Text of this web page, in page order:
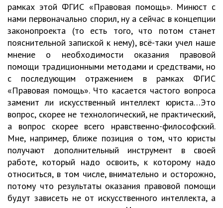
рамках этой ФГИС «Правовая помощь». Минюст с
нами первоначально спорил, ну а сейчас в концепции
законопроекта (то есть того, что потом станет
пояснительной запиской к нему), всё-таки учел наше
мнение о необходимости оказания правовой
помощи традиционными методами и средствами, но
с последующим отражением в рамках ФГИС
«Правовая помощь». Что касается частого вопроса
заменит ли искусственный интеллект юриста…Это
вопрос, скорее не технологический, не практический,
а вопрос скорее всего нравственно-философский.
Мне, например, ближе позиция о том, что юристы
получают дополнительный инструмент в своей
работе, который надо освоить, к которому надо
относиться, в том числе, внимательно и осторожно,
потому что результаты оказания правовой помощи
будут зависеть не от искусственного интеллекта, а